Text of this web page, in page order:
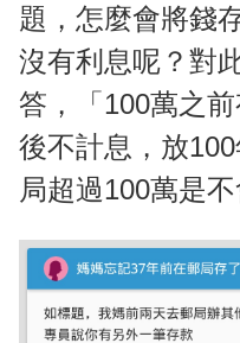
題，怎麼會將錢
沒有利息呢？對
答，「100萬之
後不計息，放
局超過100萬是